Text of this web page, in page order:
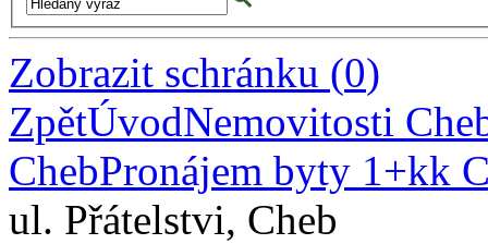
Zobrazit schránku (0)
ZpětÚvodNemovitosti
ChebPronájem byty 1+kk
ul. Přátelstvi, Cheb